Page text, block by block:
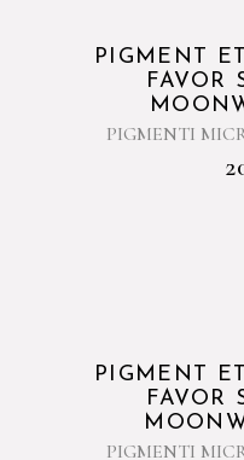
PIGMENT
FAVOR
PIGMENTI
PIGMENT
FAVOR
PIGMENTI